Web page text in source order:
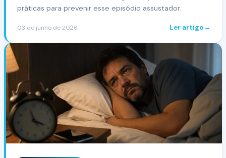
práticas para prevenir esse episódio assustador.
03 de junho de 2026 Ler artigo→